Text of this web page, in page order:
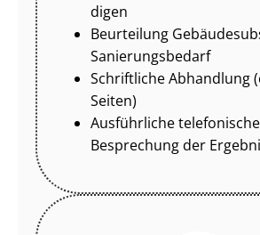
di­gen
Beurteilung
Sa­nie­rungs­be­darf
Schriftliche Abhandlung
Seiten)
Ausführliche telefonische
Besprechung der